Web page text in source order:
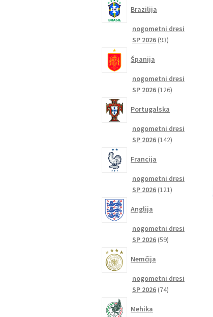
Brazilija
nogometni dresi
SP 2026 9393
Španija
nogometni dresi
SP 2026 126126
Portugalska
nogometni dresi
SP 2026 142142
Francija
nogometni dresi
SP 2026 121121
Anglija
nogometni dresi
SP 2026 5959
Nemčija
nogometni dresi
SP 2026 7474
Mehika